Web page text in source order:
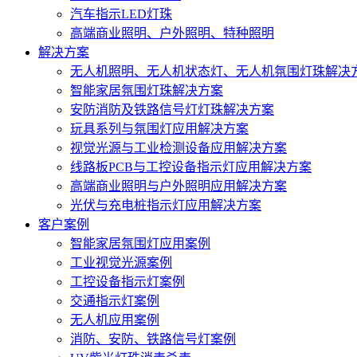
汽车指示LED灯珠
高端商业照明、户外照明、特种照明
解决方案
无人机照明、无人机状态灯、无人机氛围灯珠解决
智能家居氛围灯珠解决方案
安防消防及铁路信号灯灯珠解决方案
玩具系列与氛围灯应用解决方案
视觉光源与工业检测设备应用解决方案
线路板PCB与工控设备指示灯应用解决方案
高端商业照明与户外照明应用解决方案
光伏与充电桩指示灯应用解决方案
客户案例
智能家居氛围灯应用案例
工业视觉光源案例
工控设备指示灯案例
交通指示灯案例
无人机应用案例
消防、安防、铁路信号灯案例